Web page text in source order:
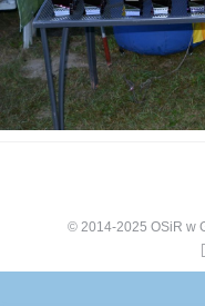
© 2014-2025 OSiR w